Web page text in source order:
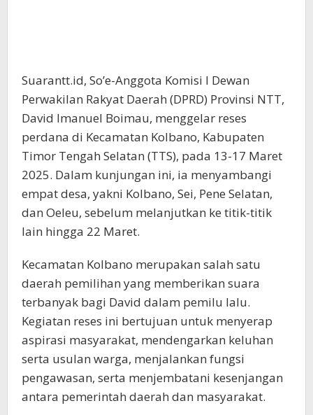
Suarantt.id, So’e-Anggota Komisi I Dewan
Perwakilan Rakyat Daerah (DPRD) Provinsi NTT,
David Imanuel Boimau, menggelar reses
perdana di Kecamatan Kolbano, Kabupaten
Timor Tengah Selatan (TTS), pada 13-17 Maret
2025. Dalam kunjungan ini, ia menyambangi
empat desa, yakni Kolbano, Sei, Pene Selatan,
dan Oeleu, sebelum melanjutkan ke titik-titik
lain hingga 22 Maret.
Kecamatan Kolbano merupakan salah satu
daerah pemilihan yang memberikan suara
terbanyak bagi David dalam pemilu lalu.
Kegiatan reses ini bertujuan untuk menyerap
aspirasi masyarakat, mendengarkan keluhan
serta usulan warga, menjalankan fungsi
pengawasan, serta menjembatani kesenjangan
antara pemerintah daerah dan masyarakat.